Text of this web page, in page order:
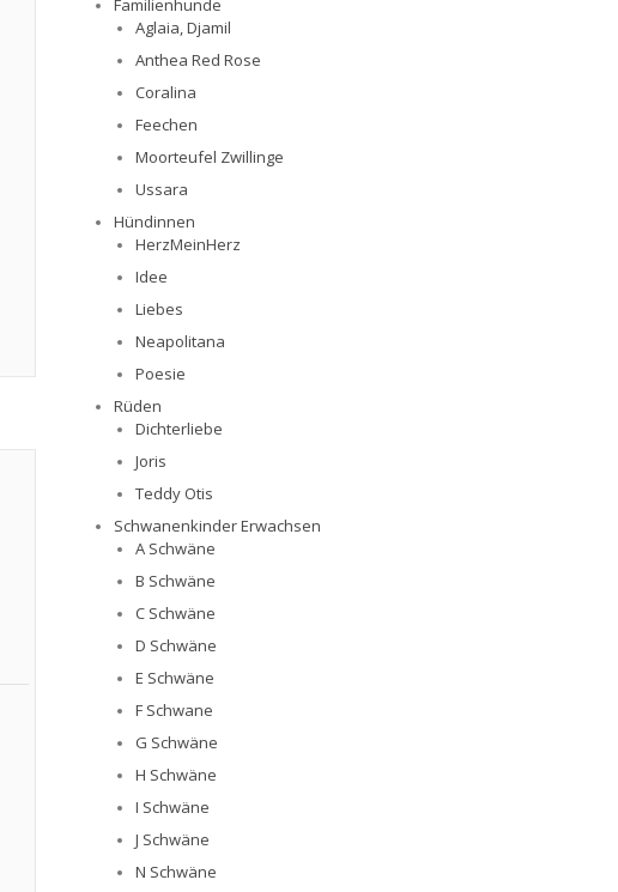
Familienhunde
Aglaia, Djamil
Anthea Red Rose
Coralina
Feechen
Moorteufel Zwillinge
Ussara
Hündinnen
HerzMeinHerz
Idee
Liebes
Neapolitana
Poesie
Rüden
Dichterliebe
Joris
Teddy Otis
Schwanenkinder Erwachsen
A Schwäne
B Schwäne
C Schwäne
D Schwäne
E Schwäne
F Schwane
G Schwäne
H Schwäne
I Schwäne
J Schwäne
N Schwäne